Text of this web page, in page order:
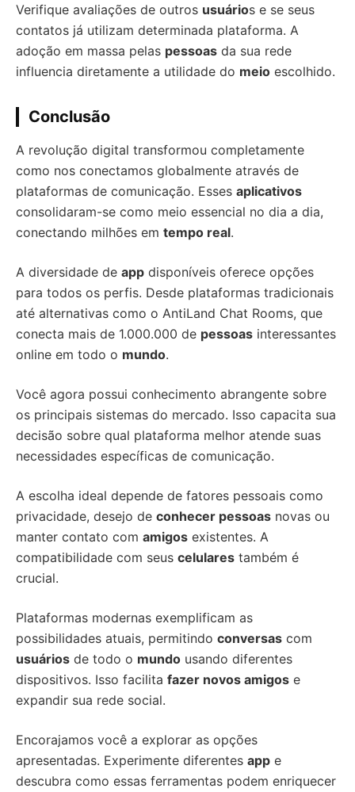
Verifique avaliações de outros usuários e se seus
contatos já utilizam determinada plataforma. A
adoção em massa pelas pessoas da sua rede
influencia diretamente a utilidade do meio escolhido.
Conclusão
A revolução digital transformou completamente
como nos conectamos globalmente através de
plataformas de comunicação. Esses aplicativos
consolidaram-se como meio essencial no dia a dia,
conectando milhões em tempo real.
A diversidade de app disponíveis oferece opções
para todos os perfis. Desde plataformas tradicionais
até alternativas como o AntiLand Chat Rooms, que
conecta mais de 1.000.000 de pessoas interessantes
online em todo o mundo.
Você agora possui conhecimento abrangente sobre
os principais sistemas do mercado. Isso capacita sua
decisão sobre qual plataforma melhor atende suas
necessidades específicas de comunicação.
A escolha ideal depende de fatores pessoais como
privacidade, desejo de conhecer pessoas novas ou
manter contato com amigos existentes. A
compatibilidade com seus celulares também é
crucial.
Plataformas modernas exemplificam as
possibilidades atuais, permitindo conversas com
usuários de todo o mundo usando diferentes
dispositivos. Isso facilita fazer novos amigos e
expandir sua rede social.
Encorajamos você a explorar as opções
apresentadas. Experimente diferentes app e
descubra como essas ferramentas podem enriquecer